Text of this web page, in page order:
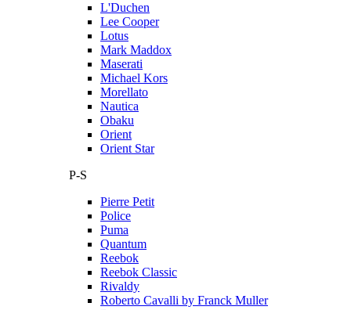
L'Duchen
Lee Cooper
Lotus
Mark Maddox
Maserati
Michael Kors
Morellato
Nautica
Obaku
Orient
Orient Star
P-S
Pierre Petit
Police
Puma
Quantum
Reebok
Reebok Classic
Rivaldy
Roberto Cavalli by Franck Muller